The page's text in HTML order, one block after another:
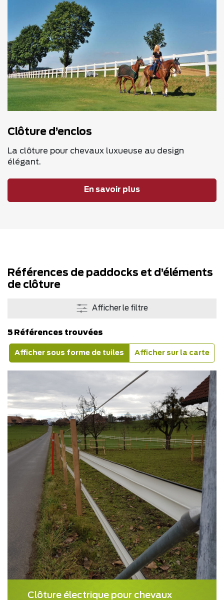
Clôture d’enclos
La clôture pour chevaux luxueuse au design
élégant.
En savoir plus
Références de paddocks et d’éléments
de clôture
Afficher le filtre
5 Références trouvées
Afficher sous forme de tuiles Afficher sur la carte
Clôture électrique pour chevaux